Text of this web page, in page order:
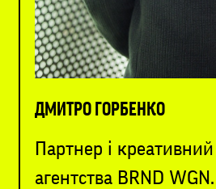
ДМИТРО ГОРБЕНКО
Партнер і
агентства BRND